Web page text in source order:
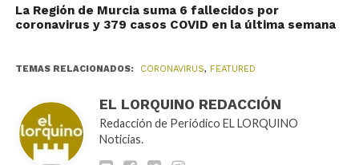
La Región de Murcia suma 6 fallecidos por
coronavirus y 379 casos COVID en la última semana
TEMAS RELACIONADOS: CORONAVIRUS, FEATURED
EL LORQUINO REDACCIÓN
Redacción de Periódico EL LORQUINO
Noticias.